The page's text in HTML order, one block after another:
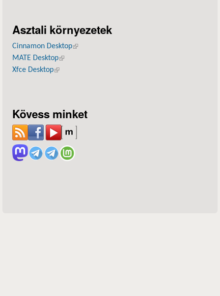
Asztali környezetek
Cinnamon Desktop(külső hivatkozás)
MATE Desktop(külső hivatkozás)
Xfce Desktop(külső hivatkozás)
Kövess minket